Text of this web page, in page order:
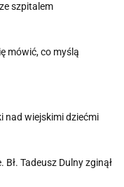
szpitalem
mówić, co myślą
nad wiejskimi dziećmi
Bł. Tadeusz Dulny zginął